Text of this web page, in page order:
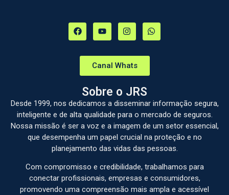
Canal Whats
Sobre o JRS
Desde 1999, nos dedicamos a disseminar informação segura,
inteligente e de alta qualidade para o mercado de seguros.
Nossa missão é ser a voz e a imagem de um setor essencial,
que desempenha um papel crucial na proteção e no
planejamento das vidas das pessoas.
Com compromisso e credibilidade, trabalhamos para
conectar profissionais, empresas e consumidores,
promovendo uma compreensão mais ampla e acessível